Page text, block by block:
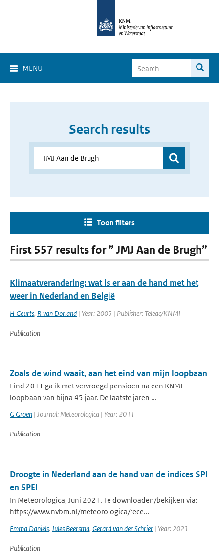
MENU
Search results
Toon filters
First 557 results for ” JMJ Aan de Brugh”
Klimaatverandering: wat is er aan de hand met het
weer in Nederland en België
H Geurts, R van Dorland | Year: 2005 | Publisher: Teleac/KNMI
Publication
Zoals de wind waait, aan het eind van mijn loopbaan
Eind 2011 ga ik met vervroegd pensioen na een KNMI-
loopbaan van bijna 45 jaar. De laatste jaren ...
G Groen | Journal: Meteorologica | Year: 2011
Publication
Droogte in Nederland aan de hand van de indices SPI
en SPEI
In Meteorologica, Juni 2021. Te downloaden/bekijken via:
https://www.nvbm.nl/meteorologica/rece...
Emma Daniels, Jules Beersma, Gerard van der Schrier | Year: 2021
Publication